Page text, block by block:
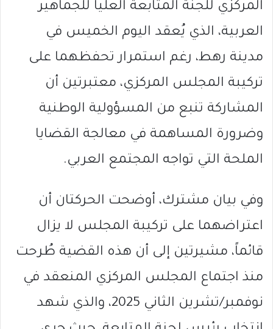
المركزي للجنة المتابعة العليا للجماهير
العربية، الذي يُعقد اليوم الخميس في
مدينة رهط، رغم استمرار تحفظهما على
تركيبة المجلس المركزي، معتبرتين أن
المشاركة تنبع من المسؤولية الوطنية
وضرورة المساهمة في معالجة القضايا
الملحة التي تواجه المجتمع العربي.
وفي بيان مشترك، أوضحت الحركتان أن
اعتراضهما على تركيبة المجلس لا يزال
قائماً، مشيرتين إلى أن هذه القضية طُرحت
منذ اجتماع المجلس المركزي المنعقد في
نوفمبر/تشرين الثاني 2025، والذي شهد